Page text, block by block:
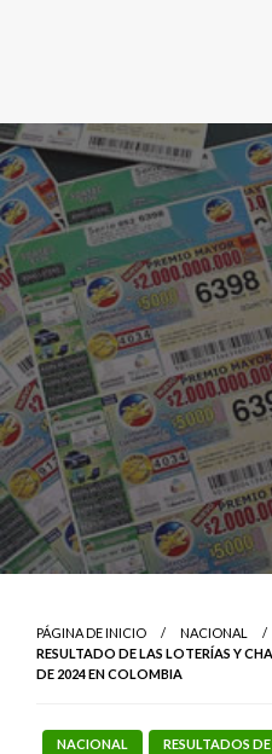
PÁGINA DE INICIO
NACIONAL
RESULTADO DE LAS LOTERÍAS Y
DE 2024 EN COLOMBIA
NACIONAL RESULTADOS